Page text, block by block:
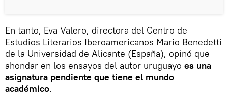
En tanto, Eva Valero, directora del Centro de
Estudios Literarios Iberoamericanos Mario Benedetti
de la Universidad de Alicante (España), opinó que
ahondar en los ensayos del autor uruguayo es una
asignatura pendiente que tiene el mundo
académico.